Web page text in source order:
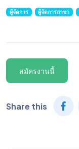
ผู้จัดการ ผู้จัดการสาขา
สมัครงานนี้
Share this